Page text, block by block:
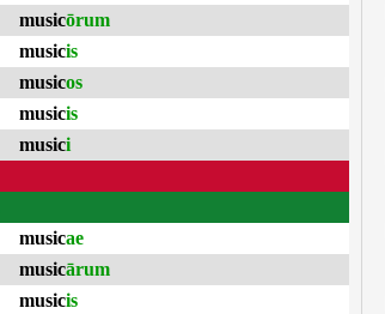
musicōrum
musicis
musicos
musicis
musici
musicae
musicārum
musicis